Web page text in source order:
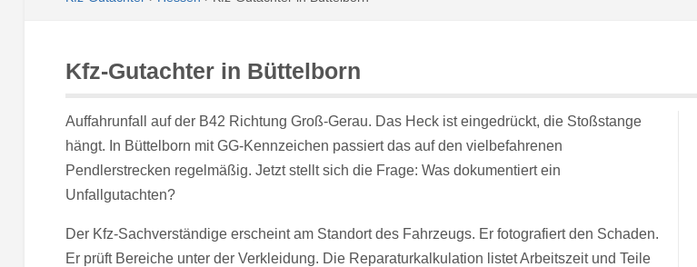
Kfz-Gutachter in Büttelborn
Auffahrunfall auf der B42 Richtung Groß-Gerau. Das Heck ist eingedrückt, die Stoßstange
hängt. In Büttelborn mit GG-Kennzeichen passiert das auf den vielbefahrenen
Pendlerstrecken regelmäßig. Jetzt stellt sich die Frage: Was dokumentiert ein
Unfallgutachten?
Der Kfz-Sachverständige erscheint am Standort des Fahrzeugs. Er fotografiert den Schaden.
Er prüft Bereiche unter der Verkleidung. Die Reparaturkalkulation listet Arbeitszeit und Teile